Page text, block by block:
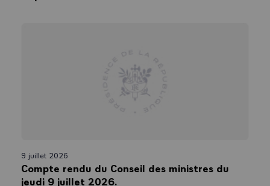
9 juillet 2026
Compte rendu du Conseil des ministres du
jeudi 9 juillet 2026.